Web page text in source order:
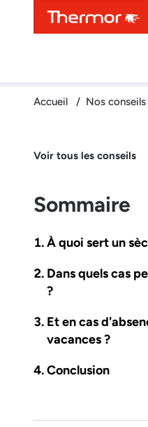
ContenuMenu
Accueil Nos
Voir tous les conseils
Sommaire
À quoi sert un
Dans quels cas
?
Et en cas
vacances ?
Conclusion